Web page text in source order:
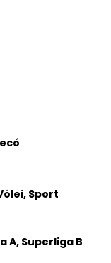
Sport
A, Superliga B